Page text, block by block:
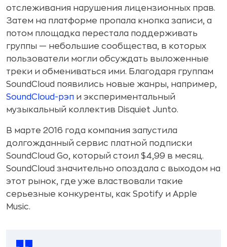
отслеживания нарушения лицензионных прав.
Затем на платформе пропала кнопка записи, а
потом площадка перестала поддерживать
группы — небольшие сообщества, в которых
пользователи могли обсуждать выложенные
треки и обмениваться ими. Благодаря группам
SoundCloud появились новые жанры, например,
SoundCloud-рэп и экспериментальный
музыкальный коллектив Disquiet Junto.
В марте 2016 года компания запустила
долгожданный сервис платной подписки
SoundCloud Go, который стоил $4,99 в месяц.
SoundCloud значительно опоздала с выходом на
этот рынок, где уже властвовали такие
серьезные конкуренты, как Spotify и Apple
Music.